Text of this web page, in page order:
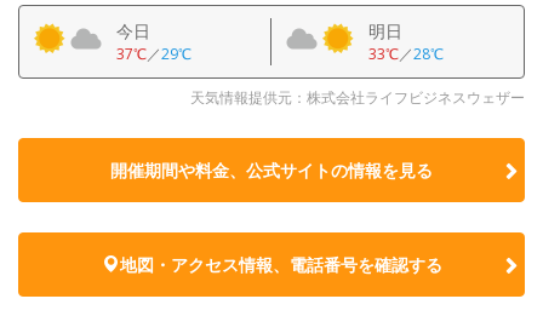
今日
37℃／29℃
明日
33℃／28℃
天気情報提供元：株式会社ライフビジネスウェザー
開催期間や料金、公式サイトの情報を見る
地図・アクセス情報、電話番号を確認する